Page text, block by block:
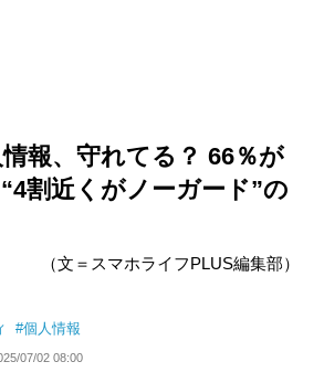
報、守れてる？ 66％が
割近くがノーガード”の
（文＝スマホライフPLUS編集部）
#個人情報
07/02 08:00